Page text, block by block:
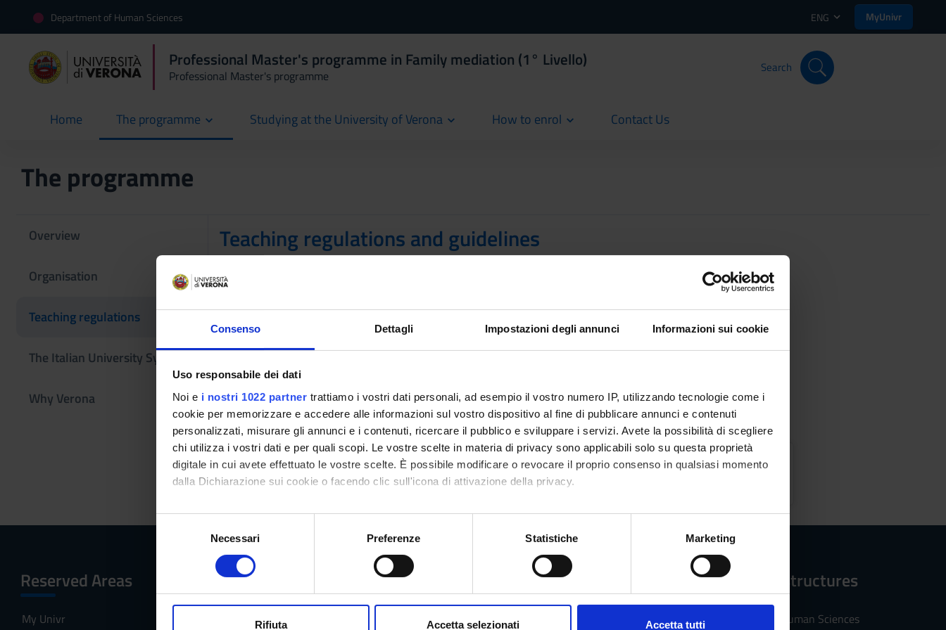
Consenso Dettagli Impostazioni degli annunci Informazioni sui cookie
Uso responsabile dei dati
Noi e i nostri 1022 partner trattiamo i vostri dati personali, ad esempio il vostro numero IP, utilizzando tecnologie come i
cookie per memorizzare e accedere alle informazioni sul vostro dispositivo al fine di pubblicare annunci e contenuti
personalizzati, misurare gli annunci e i contenuti, ricercare il pubblico e sviluppare i servizi. Avete la possibilità di scegliere
chi utilizza i vostri dati e per quali scopi. Le vostre scelte in materia di privacy sono applicabili solo su questa proprietà
digitale in cui avete effettuato le vostre scelte. È possibile modificare o revocare il proprio consenso in qualsiasi momento
dalla Dichiarazione sui cookie o facendo clic sull'icona di attivazione della privacy.
Con il tuo consenso, vorremmo anche:
raccogliere informazioni sulla tua posizione geografica, con un'approssimazione di qualche metro,
digitali).
modificare o ritirare il tuo consenso in qualsiasi momento dalla Dichiarazione sui cookie.
Necessari Preferenze Statistiche Marketing
Rifiuta Accetta selezionati Accetta tutti
Department of Human Sciences ENG MyUnivr
Professional Master's programme in Family mediation (1° Livello)
Professional Master's programme
Search
Home
current The programme Studying at the University of Verona How to enrol Contact Us
current
The programme
Overview
Organisation
Teaching regulations
The Italian University System
Why Verona
Teaching regulations and guidelines
refresher courses and Continuing training / lifelong
learning courses and guidelines
Other Rules
Student fees regulations
Link
Code of ethics
Link
Reserved Areas
My Univr
Menu
Home
Services and Faq
Prospective students
Reference structures
Department of Human Sciences